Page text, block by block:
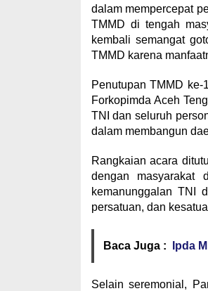
dalam mempercepat
TMMD di tengah
kembali semangat
TMMD karena
Penutupan TMMD
Forkopimda Aceh
TNI dan seluruh
dalam membangun
Rangkaian acara
dengan masyarakat
kemanunggalan TNI
persatuan, dan
Baca Juga : Ipda
Selain seremonial,